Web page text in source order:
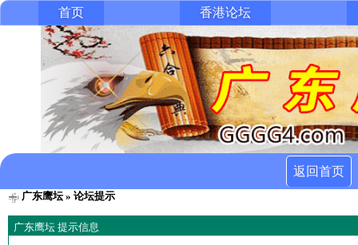
首页 香港论坛
返回首页
广东鹰坛» 论坛提示
广东鹰坛 提示信息